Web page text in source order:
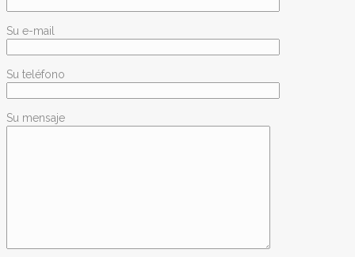
Su e-mail
Su teléfono
Su mensaje